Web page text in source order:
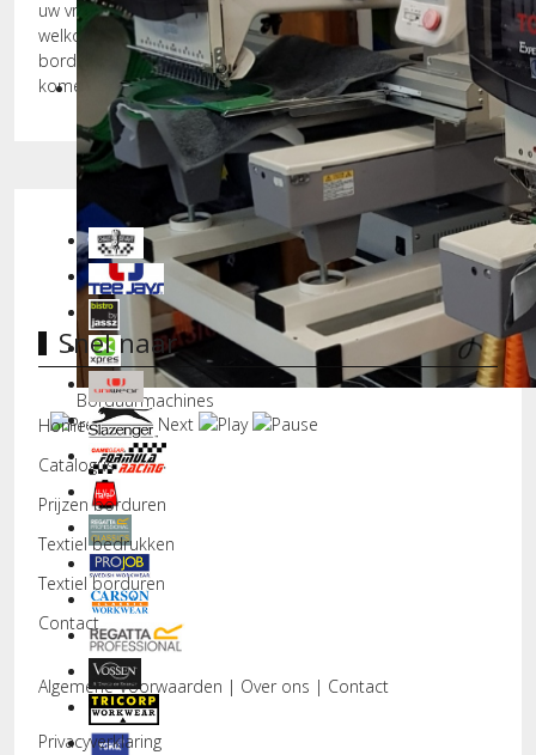
Borduurmachines
uw vragen te laten beantwoorden. U bent ook altijd
welkom om een keer bij ons langs te komen en bij onze
borduurservice voor Veldhoven onze hoge kwaliteit te
komen bekijken.
Snel naar
Home
Catalogus
Prijzen borduren
Textiel bedrukken
Textiel borduren
Contact
Algemene Voorwaarden | Over ons | Contact
Privacyverklaring